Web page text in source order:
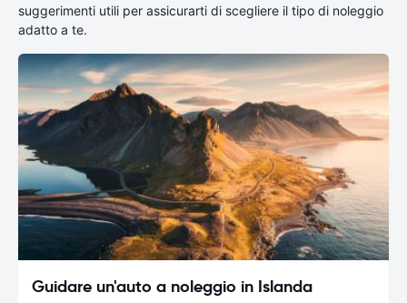
suggerimenti utili per assicurarti di scegliere il tipo di noleggio
adatto a te.
Guidare un'auto a noleggio in Islanda